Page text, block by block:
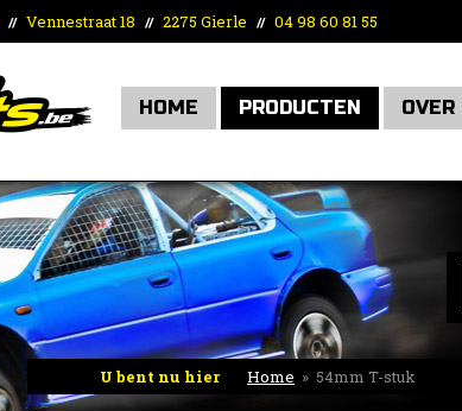
// Vennestraat 18 // 2275 Gierle // 04 98 60 81 55
HOME PRODUCTEN OVER
U bent nu hier Home » 54mm T-stuk